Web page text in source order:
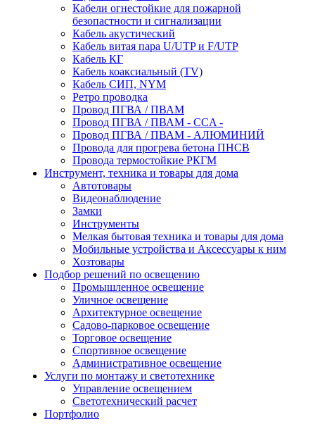
Кабели огнестойкие для пожарной
безопастности и сигнализации
Кабель акустический
Кабель витая пара U/UTP и F/UTP
Кабель КГ
Кабель коаксиальный (TV)
Кабель СИП, NYM
Ретро проводка
Провод ПГВА / ПВАМ
Провод ПГВА / ПВАМ - CCA -
Провод ПГВА / ПВАМ - АЛЮМИНИЙ
Провода для прогрева бетона ПНСВ
Провода термостойкие РКГМ
Инструмент, техника и товары для дома
Автотовары
Видеонаблюдение
Замки
Инструменты
Мелкая бытовая техника и товары для дома
Мобильные устройства и Аксессуары к ним
Хозтовары
Подбор решений по освещению
Промышленное освещение
Уличное освещение
Архитектурное освещение
Садово-парковое освещение
Торговое освещение
Спортивное освещение
Административное освещение
Услуги по монтажу и светотехнике
Управление освещением
Светотехнический расчет
Портфолио